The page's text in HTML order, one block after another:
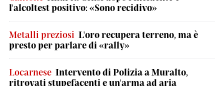
l'alcoltest positivo: «Sono recidivo»
Metalli preziosi L'oro recupera terreno, ma è
presto per parlare di «rally»
Locarnese Intervento di Polizia a Muralto,
ritrovati stupefacenti e un'arma ad aria